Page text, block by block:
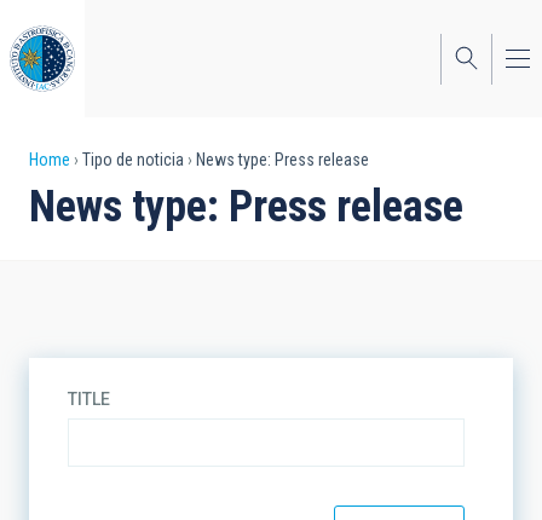
to
main
content
Breadcrumb
Home Tipo de noticia News type: Press release
News type: Press release
TITLE